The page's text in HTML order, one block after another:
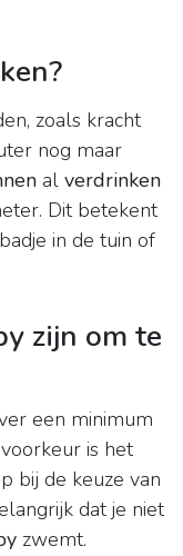
zoals kracht
nog maar
al verdrinken
Dit betekent
in de tuin of
zijn om te
een minimum
is het
bij de keuze van
dat je niet
zwemt.